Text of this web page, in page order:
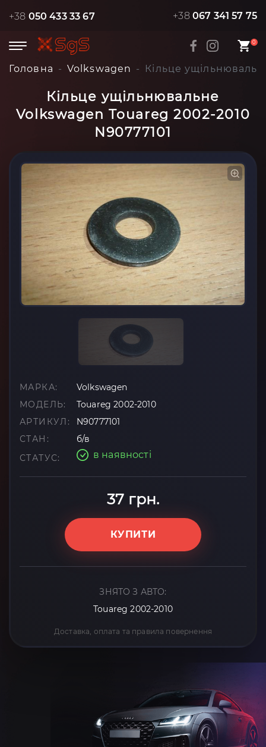
+38 050 433 33 67 +38 067 341 57 75
0
Головна Volkswagen Кільце
Кільце ущільнювальне
Volkswagen Touareg 2002-2010
N90777101
МАРКА:
Volkswagen
МОДЕЛЬ:
Touareg 2002-2010
АРТИКУЛ:
N90777101
СТАН:
б/в
СТАТУС:
в наявності
37 грн.
КУПИТИ
ЗНЯТО З АВТО:
Touareg 2002-2010
Доставка, оплата та правила повернення